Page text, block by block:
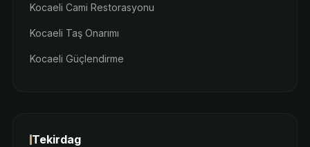
Kocaeli Cami Restorasyonu
Kocaeli Taş Onarımı
Kocaeli Güçlendirme
Tekirdag